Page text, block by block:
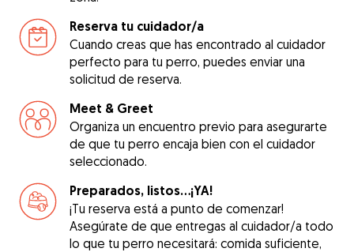
Reserva tu cuidador/a
Cuando creas que has encontrado al cuidador
perfecto para tu perro, puedes enviar una
solicitud de reserva.
Meet & Greet
Organiza un encuentro previo para asegurarte
de que tu perro encaja bien con el cuidador
seleccionado.
Preparados, listos...¡YA!
¡Tu reserva está a punto de comenzar!
Asegúrate de que entregas al cuidador/a todo
lo que tu perro necesitará: comida suficiente,